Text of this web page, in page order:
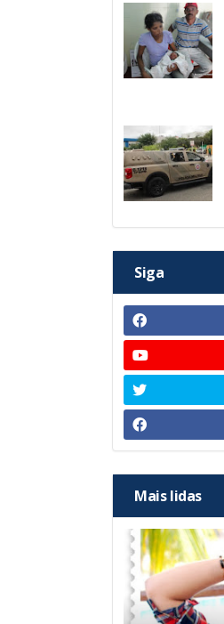
Siga
Mais lidas